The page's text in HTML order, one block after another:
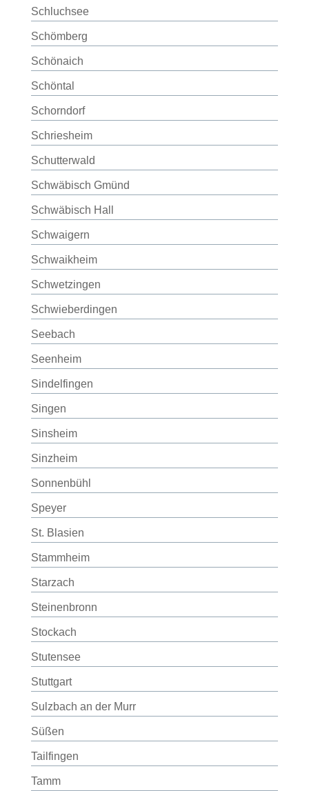
Schluchsee
Schömberg
Schönaich
Schöntal
Schorndorf
Schriesheim
Schutterwald
Schwäbisch Gmünd
Schwäbisch Hall
Schwaigern
Schwaikheim
Schwetzingen
Schwieberdingen
Seebach
Seenheim
Sindelfingen
Singen
Sinsheim
Sinzheim
Sonnenbühl
Speyer
St. Blasien
Stammheim
Starzach
Steinenbronn
Stockach
Stutensee
Stuttgart
Sulzbach an der Murr
Süßen
Tailfingen
Tamm